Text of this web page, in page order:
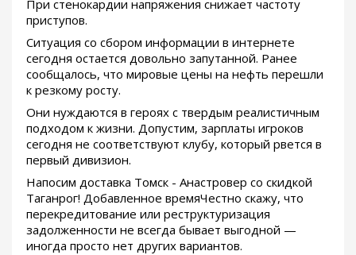
При стенокардии напряжения снижает частоту
приступов.
Ситуация со сбором информации в интернете
сегодня остается довольно запутанной. Ранее
сообщалось, что мировые цены на нефть перешли
к резкому росту.
Они нуждаются в героях с твердым реалистичным
подходом к жизни. Допустим, зарплаты игроков
сегодня не соответствуют клубу, который рвется в
первый дивизион.
Напосим доставка Томск - Анастровер со скидкой
Таганрог! Добавленное времяЧестно скажу, что
перекредитование или реструктуризация
задолженности не всегда бывает выгодной —
иногда просто нет других вариантов.